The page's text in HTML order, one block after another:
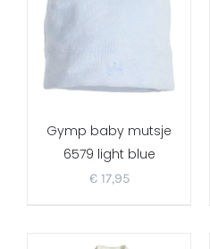
Gymp baby mutsje
6579 light blue
€17,95